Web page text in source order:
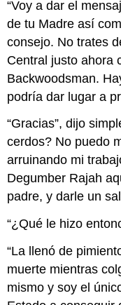
“Voy a dar el
de tu Madre así
consejo. No trates
Central justo ahora
Backwoodsman.
podría dar lugar a
“Gracias”, dijo
cerdos? No puedo
arruinando mi
Degumber Rajah
padre, y darle un
“¿Qué le hizo
“La llenó de
muerte mientras
mismo y soy el